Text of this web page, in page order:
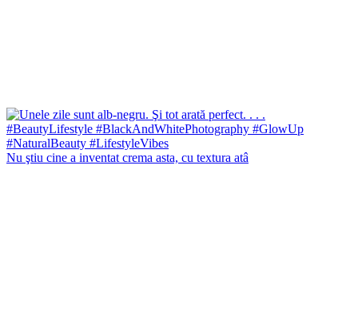
Nu ştiu cine a inventat crema asta, cu textura atâ